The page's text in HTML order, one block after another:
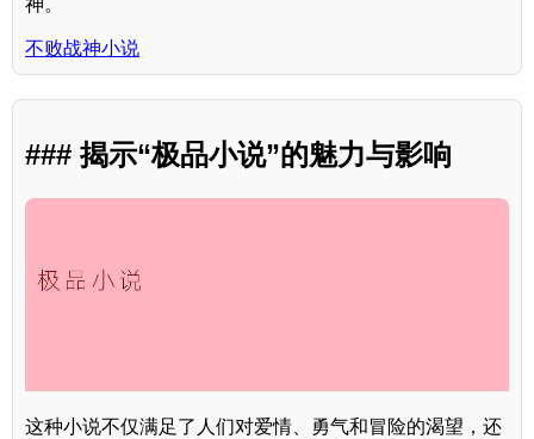
神。
不败战神小说
### 揭示“极品小说”的魅力与影响
这种小说不仅满足了人们对爱情、勇气和冒险的渴望，还